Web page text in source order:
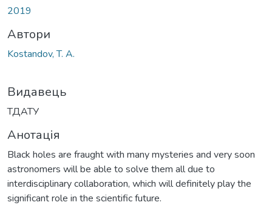
2019
Автори
Kostandov, T. A.
Видавець
ТДАТУ
Анотація
Black holes are fraught with many mysteries and very soon
astronomers will be able to solve them all due to
interdisciplinary collaboration, which will definitely play the
significant role in the scientific future.